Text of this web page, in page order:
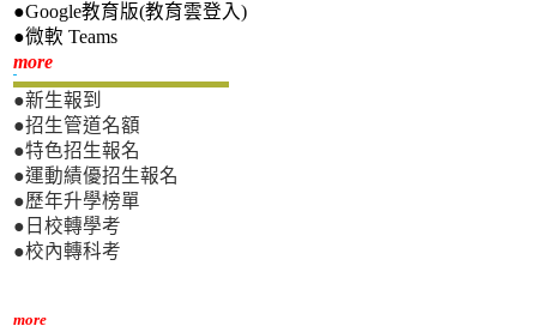
●Google教育版(教育雲登入)
●微軟 Teams
more新生專區
●新生報到
●招生管道名額
●特色招生報名
●運動績優招生報名
●歷年升學榜單
●日校轉學考
●校內轉科考
more